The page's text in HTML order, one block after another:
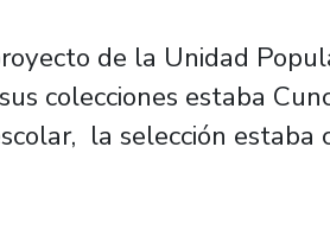
de la Unidad
colecciones estaba
la selección